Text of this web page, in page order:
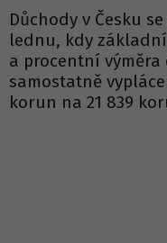
Důchody v Česku
lednu, kdy
a procentní výměra
samostatně
korun na 21 839